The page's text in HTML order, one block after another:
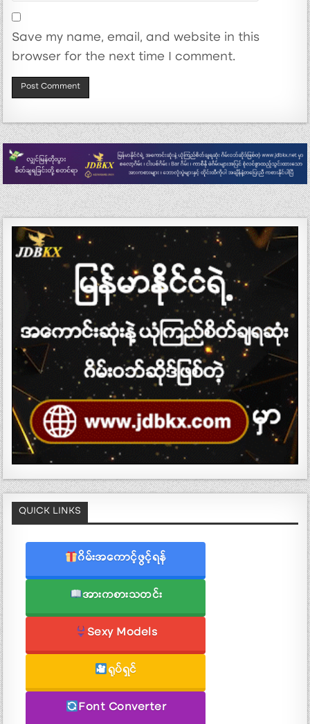
Save my name, email, and website in this
browser for the next time I comment.
QUICK LINKS
ဂိမ်းအကောင့်ဖွင့်ရန်
အားကစားသတင်း
Sexy Models
ရုပ်ရှင်
Font Converter